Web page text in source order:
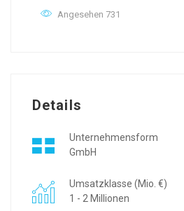
Angesehen 731
Details
Unternehmensform
GmbH
Umsatzklasse (Mio. €)
1 - 2 Millionen